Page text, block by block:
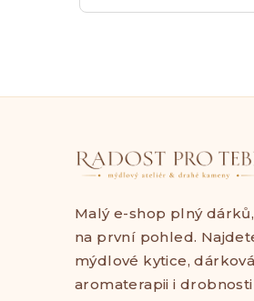
Malý e-shop plný
na první pohled.
mýdlové kytice,
aromaterapii i